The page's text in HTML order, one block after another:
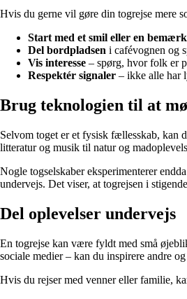
Hvis du gerne vil gøre din togrejse mere
Start med et smil eller en
Del bordpladsen i cafévognen og
Vis interesse – spørg, hvor folk er
Respektér signaler – ikke alle har
Brug teknologien til at
Selvom toget er et fysisk fællesskab, kan
litteratur og musik til natur og
Nogle togselskaber eksperimenterer
undervejs. Det viser, at togrejsen i
Del oplevelser undervejs
En togrejse kan være fyldt med små
sociale medier – kan du inspirere andre
Hvis du rejser med venner eller familie,